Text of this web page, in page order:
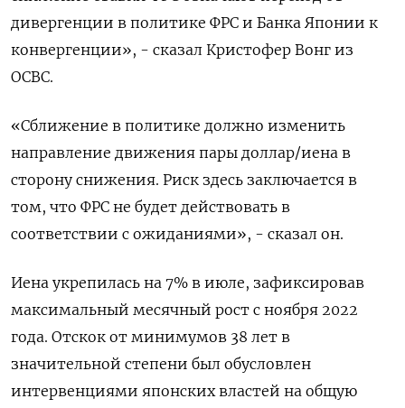
дивергенции в политике ФРС и Банка Японии к
конвергенции», - сказал Кристофер Вонг из
OCBC.
«Сближение в политике должно изменить
направление движения пары доллар/иена в
сторону снижения. Риск здесь заключается в
том, что ФРС не будет действовать в
соответствии с ожиданиями», - сказал он.
Иена укрепилась на 7% в июле, зафиксировав
максимальный месячный рост с ноября 2022
года. Отскок от минимумов 38 лет в
значительной степени был обусловлен
интервенциями японских властей на общую